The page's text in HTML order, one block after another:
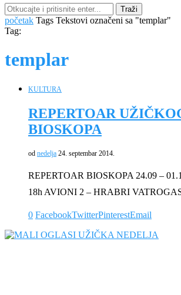
Traži
početak Tags Tekstovi označeni sa "templar"
Tag:
templar
KULTURA
REPERTOAR
BIOSKOPA
od nedelja 24. septembar 2014.
REPERTOAR BIOSKOPA 24.09 –
18h AVIONI 2 – HRABRI
0 FacebookTwitterPinterestEmail